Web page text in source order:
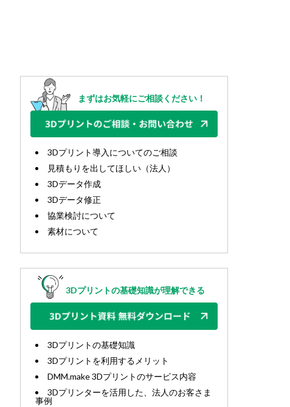
まずはお気軽にご相談ください！
3Dプリント導入についてのご相談
見積もりを出してほしい（法人）
3Dデータ作成
3Dデータ修正
協業検討について
素材について
3Dプリントの基礎知識が理解できる
3Dプリントの基礎知識
3Dプリントを利用するメリット
DMM.make 3Dプリントのサービス内容
3Dプリンターを活用した、法人のお客さま
事例